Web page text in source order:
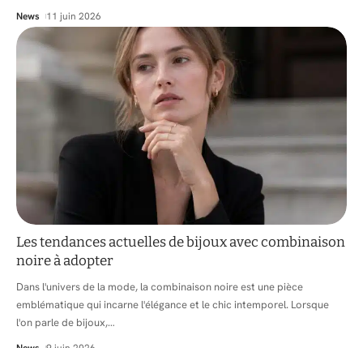
News 11 juin 2026
Les tendances actuelles de bijoux avec combinaison
noire à adopter
Dans l'univers de la mode, la combinaison noire est une pièce
emblématique qui incarne l'élégance et le chic intemporel. Lorsque
l'on parle de bijoux,…